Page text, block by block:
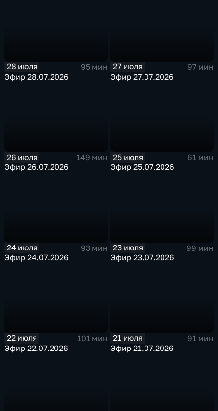
28 июля
95 мин
Эфир 28.07.2026
27 июля
97 мин
Эфир 27.07.2026
26 июля
149 мин
Эфир 26.07.2026
25 июля
61 мин
Эфир 25.07.2026
24 июля
93 мин
Эфир 24.07.2026
23 июля
99 мин
Эфир 23.07.2026
22 июля
101 мин
Эфир 22.07.2026
21 июля
91 мин
Эфир 21.07.2026